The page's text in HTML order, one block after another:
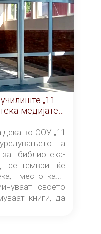
„11
медијатека
во ООУ „11
на
библиотека-
септември ќе
место каде
своето
книги, да